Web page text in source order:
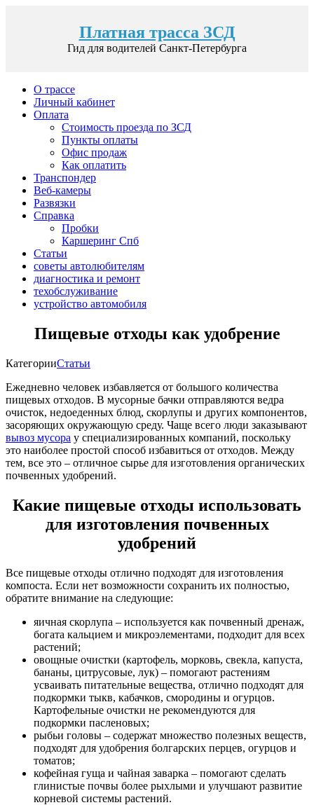
Платная трасса ЗСД
Гид для водителей Санкт-Петербурга
О трассе
Личный кабинет
Оплата
Стоимость проезда по ЗСД
Пункты оплаты
Офис продаж
Как оплатить
Транспондер
Веб-камеры
Развязки
Справка
Пробки
Каршеринг Спб
Статьи
советы автолюбителям
диагностика и ремонт
техобслуживание
устройство автомобиля
Пищевые отходы как удобрение
КатегорииСтатьи
Ежедневно человек избавляется от большого количества
пищевых отходов. В мусорные бачки отправляются ведра
очисток, недоеденных блюд, скорлупы и других компонентов,
засоряющих окружающую среду. Чаще всего люди заказывают
вывоз мусора у специализированных компаний, поскольку
это наиболее простой способ избавиться от отходов. Между
тем, все это – отличное сырье для изготовления органических
почвенных удобрений.
Какие пищевые отходы использовать
для изготовления почвенных
удобрений
Все пищевые отходы отлично подходят для изготовления
компоста. Если нет возможности сохранить их полностью,
обратите внимание на следующие:
яичная скорлупа – используется как почвенный дренаж,
богата кальцием и микроэлементами, подходит для всех
растений;
овощные очистки (картофель, морковь, свекла, капуста,
бананы, цитрусовые, лук) – помогают растениям
усваивать питательные вещества, отлично подходят для
подкормки тыкв, кабачков, смородины и огурцов.
Картофельные очистки не рекомендуются для
подкормки пасленовых;
рыбьи головы – содержат множество полезных веществ,
подходят для удобрения болгарских перцев, огурцов и
томатов;
кофейная гуща и чайная заварка – помогают сделать
глинистые почвы более рыхлыми и улучшают развитие
корневой системы растений.